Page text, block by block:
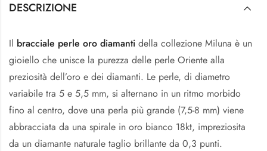
DESCRIZIONE
Il bracciale perle oro diamanti della collezione Miluna è un
gioiello che unisce la purezza delle perle Oriente alla
preziosità dell’oro e dei diamanti. Le perle, di diametro
variabile tra 5 e 5,5 mm, si alternano in un ritmo morbido
fino al centro, dove una perla più grande (7,5-8 mm) viene
abbracciata da una spirale in oro bianco 18kt, impreziosita
da un diamante naturale taglio brillante da 0,3 punti.